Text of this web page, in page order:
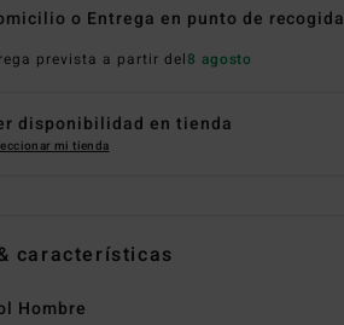
o Entrega en punto de recogida
prevista a partir del8 agosto
disponibilidad en tienda
mi tienda
características
Hombre